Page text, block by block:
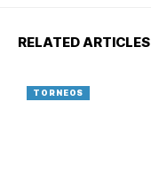
RELATED ARTICLES
TORNEOS